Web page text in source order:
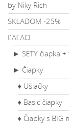
by Niky Rich
SKLADOM -25%
ĽAĽACI
► SETY čiapka
► Čiapky
♦ Ušiačky
♦ Basic čiapky
♦ Čiapky s BIG